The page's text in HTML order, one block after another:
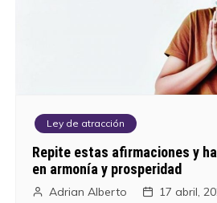
Ley de atracción
Repite estas afirmaciones y
en armonía y prosperidad
Adrian Alberto 17 abril,